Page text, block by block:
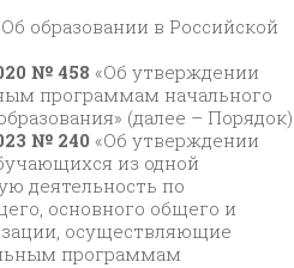
образовании в Российской
№ 458 «Об утверждении
программам начального
(далее – Порядок)
№ 240 «Об утверждении
из одной
деятельность по
основного общего и
осуществляющие
программам